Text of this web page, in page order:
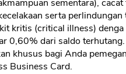
sementara),
serta perlindungan
kritis (critical illness)
0,60% dari saldo
khusus bagi Anda
Business Card.